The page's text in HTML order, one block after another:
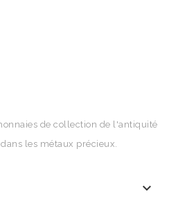
de collection de l'antiquité
les métaux précieux.
